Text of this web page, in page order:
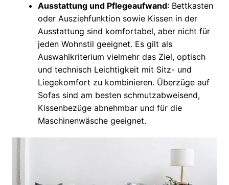
Ausstattung und Pflegeaufwand: Bettkasten
oder Ausziehfunktion sowie Kissen in der
Ausstattung sind komfortabel, aber nicht für
jeden Wohnstil geeignet. Es gilt als
Auswahlkriterium vielmehr das Ziel, optisch
und technisch Leichtigkeit mit Sitz- und
Liegekomfort zu kombinieren. Überzüge auf
Sofas sind am besten schmutzabweisend,
Kissenbezüge abnehmbar und für die
Maschinenwäsche geeignet.